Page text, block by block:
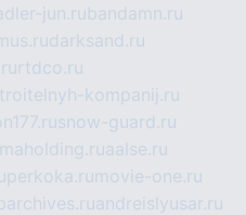
jun.rubandamn.ru
darksand.ru
rtdco.ru
kompanij.ru
snow-guard.ru
aalse.ru
perkoka.ru movie-one.ru
andreislyusar.ru